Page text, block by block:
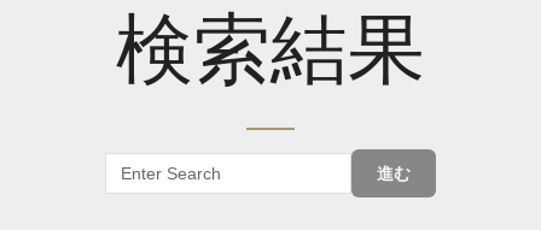
検索結果
進む